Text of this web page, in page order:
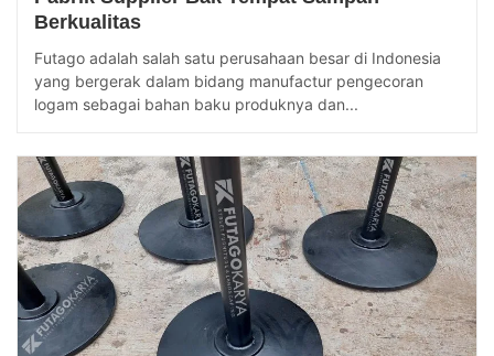
Berkualitas
Futago adalah salah satu perusahaan besar di Indonesia
yang bergerak dalam bidang manufactur pengecoran
logam sebagai bahan baku produknya dan...